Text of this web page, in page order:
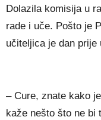
Dolazila komisija u
rade i uče. Pošto je
učiteljica je dan prije
– Cure, znate kako
kaže nešto što ne bi